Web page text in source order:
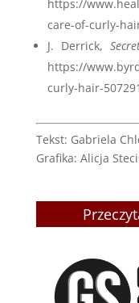
https://
care-of-curly-
J. Derrick,
https://
curly-hair-
Tekst: Gabriela
Grafika: Alicja